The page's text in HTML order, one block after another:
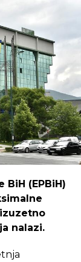
od dana
(EPBiH)
nalazi.